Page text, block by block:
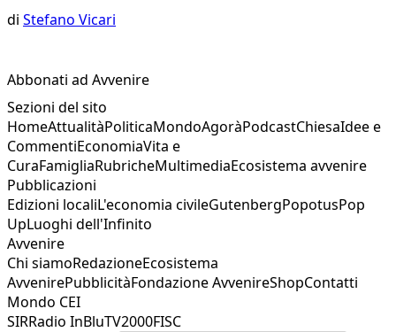
di Stefano Vicari
Abbonati ad Avvenire
Sezioni del sito
HomeAttualitàPoliticaMondoAgoràPodcastChiesaIdee e
CommentiEconomiaVita e
CuraFamigliaRubricheMultimediaEcosistema avvenire
Pubblicazioni
Edizioni localiL'economia civileGutenbergPopotusPop
UpLuoghi dell'Infinito
Avvenire
Chi siamoRedazioneEcosistema
AvvenirePubblicitàFondazione AvvenireShopContatti
Mondo CEI
SIRRadio InBluTV2000FISC